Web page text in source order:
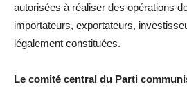
autorisées à réaliser des opérations
importateurs, exportateurs,
légalement constituées.
Le comité central du Parti